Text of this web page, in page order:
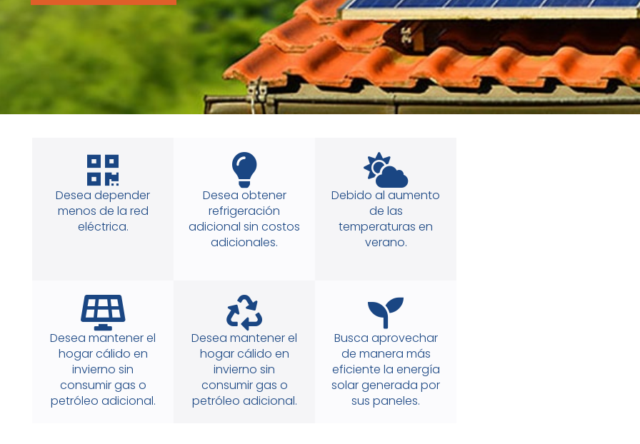
Desea depender
menos de la red
eléctrica.
Desea obtener
refrigeración
adicional sin costos
adicionales.
Debido al aumento
de las
temperaturas en
verano.
Desea mantener el
hogar cálido en
invierno sin
consumir gas o
petróleo adicional.
Desea mantener el
hogar cálido en
invierno sin
consumir gas o
petróleo adicional.
Busca aprovechar
de manera más
eficiente la energía
solar generada por
sus paneles.